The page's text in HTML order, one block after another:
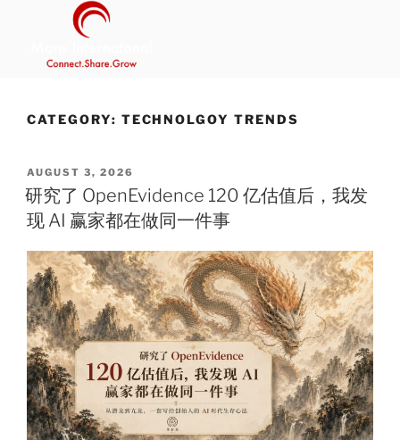
CATEGORY: TECHNOLGOY TRENDS
POSTED
ON
AUGUST 3, 2026
研究了 OpenEvidence 120 亿估值后，我发
现 AI 赢家都在做同一件事